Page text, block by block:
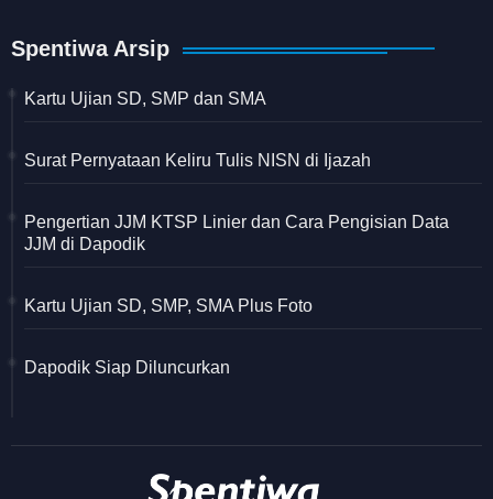
Spentiwa Arsip
Kartu Ujian SD, SMP dan SMA
Surat Pernyataan Keliru Tulis NISN di Ijazah
Pengertian JJM KTSP Linier dan Cara Pengisian Data
JJM di Dapodik
Kartu Ujian SD, SMP, SMA Plus Foto
Dapodik Siap Diluncurkan